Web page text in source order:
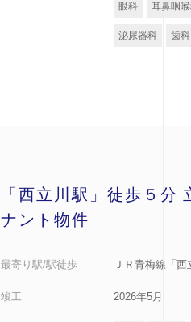
眼科 耳鼻咽
泌尿器科 歯科
「西立川駅」徒歩５分
ナント物件
最寄り駅/駅徒歩 ＪＲ青梅線「
竣工 2026年5月